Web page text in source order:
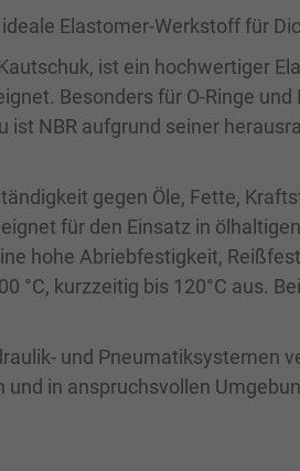
Elastomer-Werkstoff für
ist ein hochwertiger
Besonders für O-Ringe und
NBR aufgrund seiner
gegen Öle, Fette,
für den Einsatz in
hohe Abriebfestigkeit,
°C, kurzzeitig bis 120°C aus.
und Pneumatiksystemen
in anspruchsvollen